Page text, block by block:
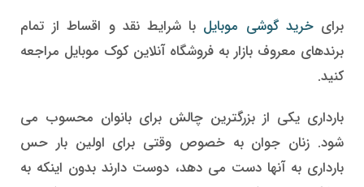
برایخرید گوشی موبایل با شرایط نقد و اقساط از تمام
برندهای معروف بازار به فروشگاه آنلاین کوک موبایل مراجعه
کنید.
بارداری یکی از بزرگترین چالش برای بانوان محسوب می
شود. زنان جوان به خصوص وقتی برای اولین بار حس
بارداری به آنها دست می دهد، دوست دارند بدون اینکه به